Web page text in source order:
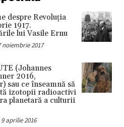
despre Revoluţia
1917.
lui Vasile Ernu
noiembrie 2017
(Johannes
2016,
sau ce înseamnă să
izotopii radioactivi
planetară a culturii
9 aprilie 2016